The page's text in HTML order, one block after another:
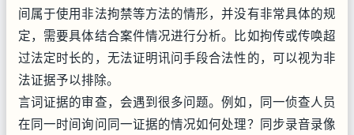
间属于使用非法拘禁等方法的情形，并没有非常具体的规
定，需要具体结合案件情况进行分析。比如拘传或传唤超
过法定时长的，无法证明讯问手段合法性的，可以视为非
法证据予以排除。
言词证据的审查，会遇到很多问题。例如，同一侦查人员
在同一时间询问同一证据的情况如何处理？同步录音录像